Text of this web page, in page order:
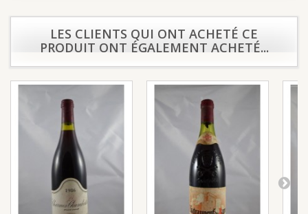
LES CLIENTS QUI ONT ACHETÉ CE
PRODUIT ONT ÉGALEMENT ACHETÉ...